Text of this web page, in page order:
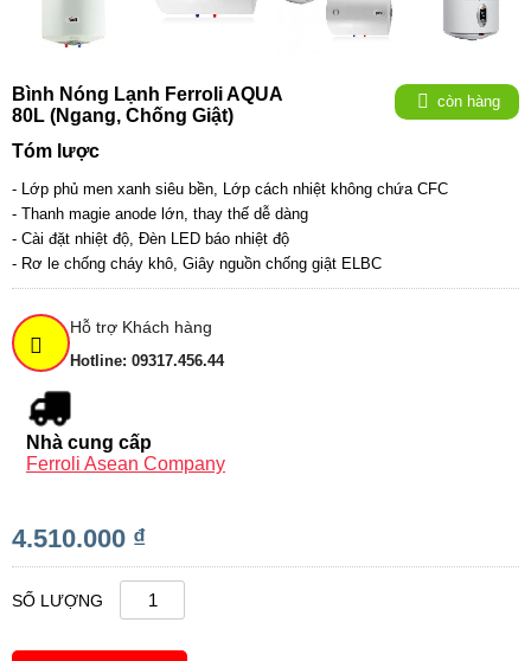
Bình Nóng Lạnh Ferroli AQUA
80L (ngang, Chống Giật)
còn hàng
Tóm lược
- Lớp phủ men xanh siêu bền, Lớp cách nhiệt không chứa CFC
- Thanh magie anode lớn, thay thế dễ dàng
- Cài đặt nhiệt độ, Đèn LED báo nhiệt độ
- Rơ le chống cháy khô, Giây nguồn chống giật ELBC
Hỗ trợ Khách hàng
Hotline: 09317.456.44
Nhà cung cấp
Ferroli Asean Company
4.510.000 ₫
SỐ LƯỢNG